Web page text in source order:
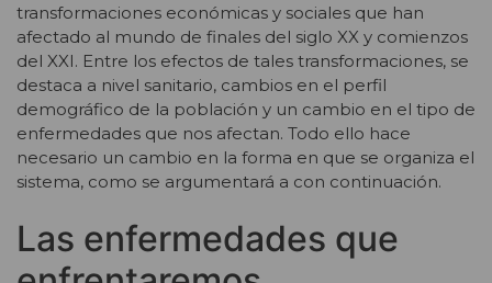
transformaciones económicas y sociales que han
afectado al mundo de finales del siglo XX y comienzos
del XXI. Entre los efectos de tales transformaciones, se
destaca a nivel sanitario, cambios en el perfil
demográfico de la población y un cambio en el tipo de
enfermedades que nos afectan. Todo ello hace
necesario un cambio en la forma en que se organiza el
sistema, como se argumentará a con continuación.
Las enfermedades que